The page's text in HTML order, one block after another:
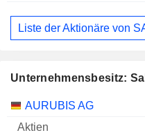
Liste der Aktionäre von
Unternehmensbesitz:
Name Aktien %
AURUBIS AG